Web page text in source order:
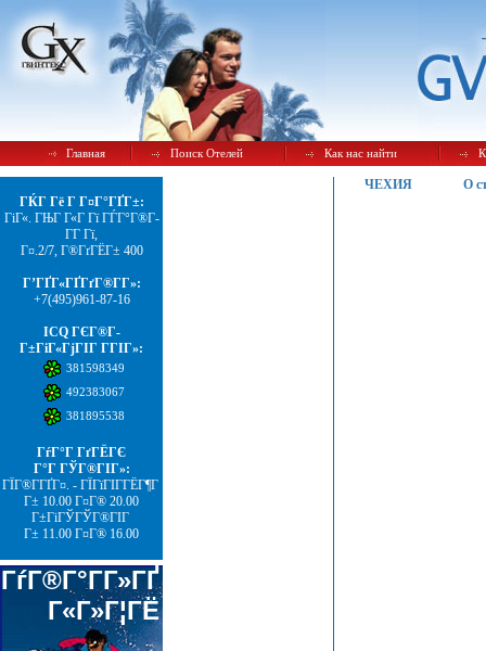
Главная Поиск Отелей Как нас найти
ГЌГ Гё Г Г¤Г°ГҐГ±:
ГіГ«. ГЊГ Г«Г Гї ГЃГ°Г®Г­
Г­Г Гї,
Г¤.2/7, Г®ГґГЁГ± 400
Г’ГҐГ«ГҐГґГ®Г­Г»:
+7(495)961-87-16
ICQ ГЄГ®Г­
Г±ГіГ«ГјГІГ Г­ГІГ»:
381598349
492383067
381895538
ГѓГ°Г ГґГЁГЄ
Г°Г ГЎГ®ГІГ»:
ГЇГ®Г­ГҐГ¤. - ГЇГїГІГ­ГЁГ¶Г
Г± 10.00 Г¤Г® 20.00
Г±ГіГЎГЎГ®ГІГ
Г± 11.00 Г¤Г® 16.00
ГѓГ®Г°Г­Г»ГҐ
Г«Г»Г¦ГЁ
ЧЕХИЯ О